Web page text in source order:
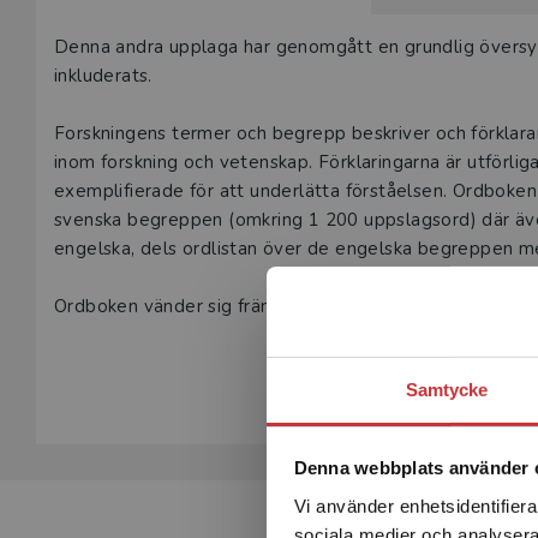
Samtycke
Denna webbplats använder
Vi använder
Beskrivning
Denna andra upplaga har genomgått en grundlig
inkluderats.
Forskningens termer och begrepp beskriver och
inom forskning och vetenskap. Förklaringarna är
exemplifierade för att underlätta förståelsen.
svenska begreppen (omkring 1 200 uppslagsord) där
engelska, dels ordlistan över de engelska begreppen
Ordboken vänder sig främst till studerande och
specifikt ämne utan behandlar termer och begrepp
naturvetenskap, medicin, samhällsvetenskap och
Visa hela